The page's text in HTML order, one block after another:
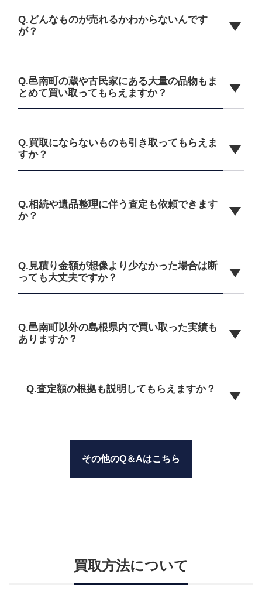
Q.どんなものが売れるかわからないんです
が？
Q.邑南町の蔵や古民家にある大量の品物もま
とめて買い取ってもらえますか？
Q.買取にならないものも引き取ってもらえま
すか？
Q.相続や遺品整理に伴う査定も依頼できます
か？
Q.見積り金額が想像より少なかった場合は断
っても大丈夫ですか？
Q.邑南町以外の島根県内で買い取った実績も
ありますか？
Q.査定額の根拠も説明してもらえますか？
その他のQ＆Aはこちら
買取方法について